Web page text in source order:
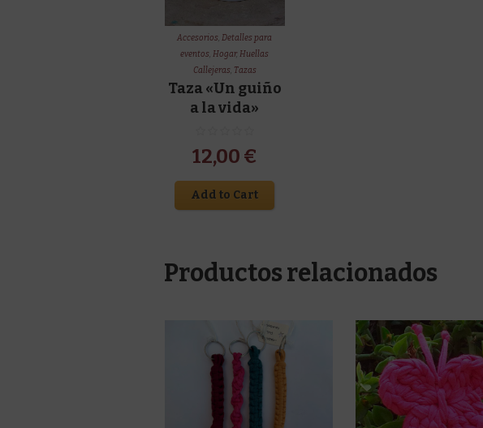
Accesorios,Detalles para
eventos,Hogar,Huellas
Callejeras, Tazas
Taza «Un guiño
a la vida»
12,00 €
Add to Cart
Productos relacionados